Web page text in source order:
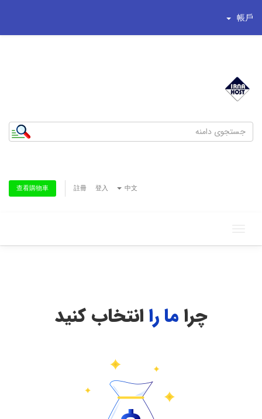
帳戶
中文
登入
註冊
查看購物車
navigation
چرا ما را انتخاب کنید